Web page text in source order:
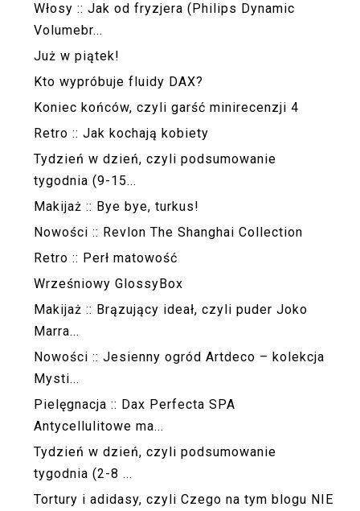
Włosy :: Jak od fryzjera (Philips Dynamic
Volumebr...
Już w piątek!
Kto wypróbuje fluidy DAX?
Koniec końców, czyli garść minirecenzji 4
Retro :: Jak kochają kobiety
Tydzień w dzień, czyli podsumowanie
tygodnia (9-15...
Makijaż :: Bye bye, turkus!
Nowości :: Revlon The Shanghai Collection
Retro :: Perł matowość
Wrześniowy GlossyBox
Makijaż :: Brązujący ideał, czyli puder Joko
Marra...
Nowości :: Jesienny ogród Artdeco – kolekcja
Mysti...
Pielęgnacja :: Dax Perfecta SPA
Antycellulitowe ma...
Tydzień w dzień, czyli podsumowanie
tygodnia (2-8 ...
Tortury i adidasy, czyli Czego na tym blogu NIE